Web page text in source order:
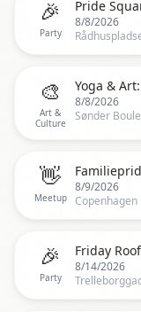
🎉
Party
Pride
8/8/2026
🎨
Art &
Culture
Yoga &
8/8/2026
👋
Meetup
8/9/2026
🎉
Party
8/14/2026